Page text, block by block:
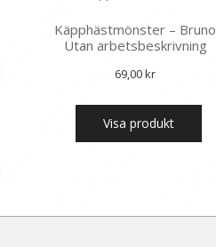
Käpphästmönster – Bruno
Utan arbetsbeskrivning
69,00kr
Visa produkt